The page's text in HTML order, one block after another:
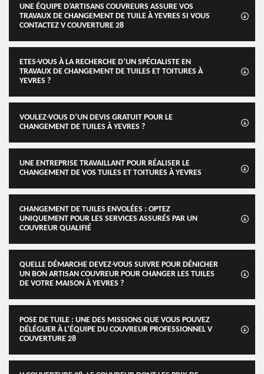
UNE ÉQUIPE D’ARTISANS COUVREURS ASSURE VOS
TRAVAUX DE CHANGEMENT DE TUILE À YEVRES SI VOUS
CONTACTEZ V COUVERTURE 28
ETES-VOUS À LA RECHERCHE D’UN SPÉCIALISTE EN
TRAVAUX DE CHANGEMENT DE TUILES ET TOITURES À
YEVRES ?
VOULEZ-VOUS D’UN DEVIS GRATUIT POUR LE
CHANGEMENT DE TUILES À YEVRES ?
UNE ENTREPRISE TRAVAILLANT POUR RÉALISER LE
CHANGEMENT DE VOS TUILES ET TOITURES À YEVRES
CHANGEMENT DE TUILES ENVOLÉES : OPTEZ
UNIQUEMENT POUR LES SERVICES ASSURÉS PAR UN
COUVREUR QUALIFIÉ
QUELLE DÉMARCHE DEVEZ-VOUS SUIVRE POUR DÉNICHER
UN BON ARTISAN COUVREUR POUR CHANGER LES TUILES
DE VOTRE MAISON À YEVRES ?
POSE DE TUILE : UNE DES MISSIONS QUE VOUS POUVEZ
DÉLÉGUER À L’ÉQUIPE DU COUVREUR PROFESSIONNEL V
COUVERTURE 28